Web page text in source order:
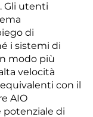
Gli utenti
di
i sistemi di
modo più
velocità
con il
AIO
potenziale di